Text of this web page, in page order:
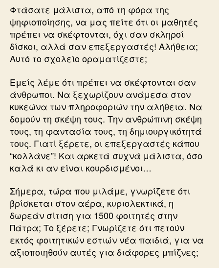
Φτάσατε μάλιστα, από τη φόρα της
ψηφιοποίησης, να μας πείτε ότι οι μαθητές
πρέπει να σκέφτονται, όχι σαν σκληροί
δίσκοι, αλλά σαν επεξεργαστές! Αλήθεια;
Αυτό το σχολείο οραματίζεστε;
Εμείς λέμε ότι πρέπει να σκέφτονται σαν
άνθρωποι. Να ξεχωρίζουν ανάμεσα στον
κυκεώνα των πληροφοριών την αλήθεια. Να
δομούν τη σκέψη τους. Την ανθρώπινη σκέψη
τους, τη φαντασία τους, τη δημιουργικότητά
τους. Γιατί ξέρετε, οι επεξεργαστές κάπου
“κολλάνε”! Και αρκετά συχνά μάλιστα, όσο
καλά κι αν είναι κουρδισμένοι…
Σήμερα, τώρα που μιλάμε, γνωρίζετε ότι
βρίσκεται στον αέρα, κυριολεκτικά, η
δωρεάν σίτιση για 1500 φοιτητές στην
Πάτρα; Το ξέρετε; Γνωρίζετε ότι πετούν
εκτός φοιτητικών εστιών νέα παιδιά, για να
αξιοποιηθούν αυτές για διάφορες μπίζνες;